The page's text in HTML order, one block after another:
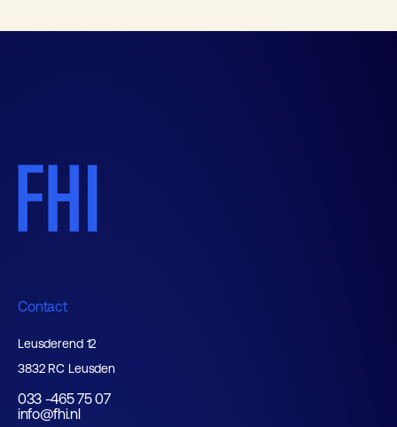
Contact
Leusderend 12
3832 RC Leusden
033 -465 75 07
info@fhi.nl